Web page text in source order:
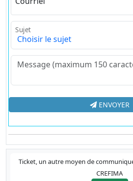
Sujet
ENVOYER
Ticket, un autre moyen de
CREFIMA